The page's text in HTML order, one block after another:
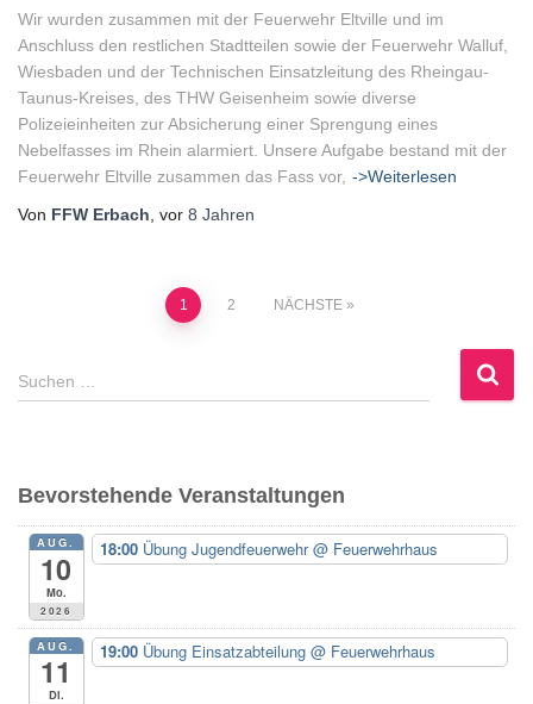
Wir wurden zusammen mit der Feuerwehr Eltville und im
Anschluss den restlichen Stadtteilen sowie der Feuerwehr Walluf,
Wiesbaden und der Technischen Einsatzleitung des Rheingau-
Taunus-Kreises, des THW Geisenheim sowie diverse
Polizeieinheiten zur Absicherung einer Sprengung eines
Nebelfasses im Rhein alarmiert. Unsere Aufgabe bestand mit der
Feuerwehr Eltville zusammen das Fass vor, ->Weiterlesen
Von FFW Erbach , vor 8 Jahren
Seitennummerierung
der
1 2 NÄCHSTE
S
u
n
n
:
Suchen …
Bevorstehende Veranstaltungen
AUG.
10
Mo.
2026
18:00 Übung Jugendfeuerwehr@ Feuerwehrhaus
AUG.
11
Di.
19:00 Übung Einsatzabteilung @ Feuerwehrhaus